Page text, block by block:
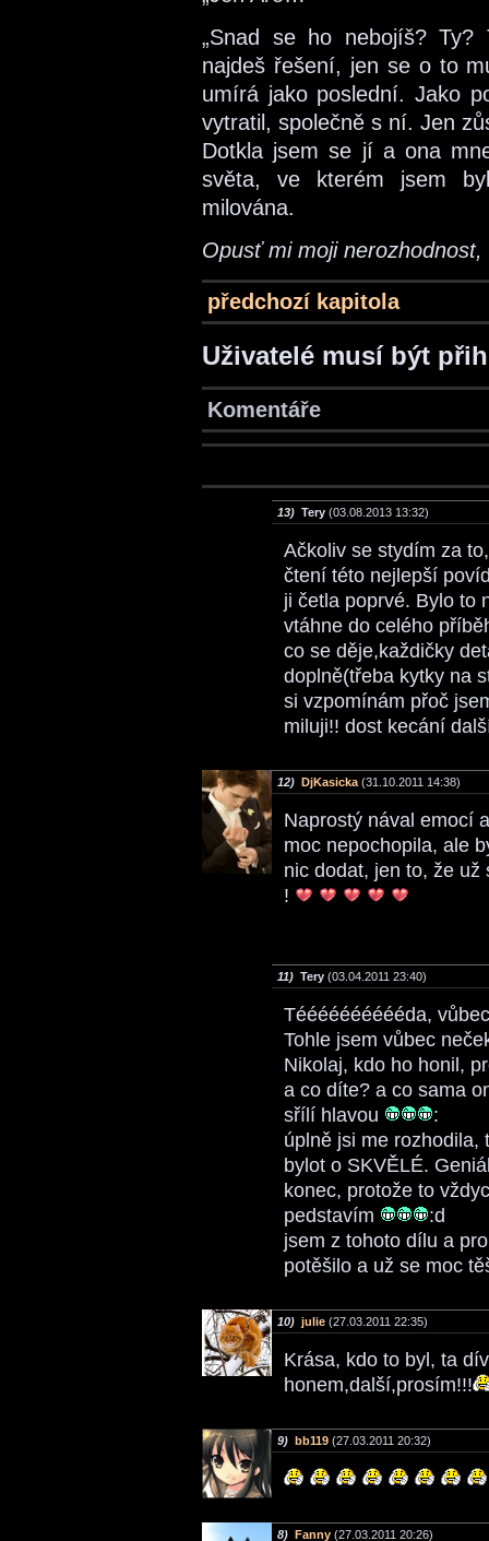
„Snad se ho nebojíš?
najdeš řešení, jen se o to
umírá jako poslední. Jako
vytratil, společně s ní. Jen
Dotkla jsem se jí a ona
světa, ve kterém jsem
milována.
Opusť mi moji
předchozí kapitola
Uživatelé musí být
Komentáře
13) Tery (03.08.2013 13:32)
Ačkoliv se stydím za
čtení této nejlepší
ji četla poprvé. Bylo to
vtáhne do celého
co se děje,každičky
doplně(třeba kytky na
si vzpomínám přoč
miluji!! dost kecání
12) DjKasicka (31.10.2011 14:38)
Naprostý nával emocí
moc nepochopila, ale
nic dodat, jen to, že
!
11) Tery (03.04.2011 23:40)
Tééééééééééda,
Tohle jsem vůbec
Nikolaj, kdo ho honil,
a co díte? a co sama
sřílí hlavou
:
úplně jsi me rozhodila,
bylot o SKVĚLÉ.
konec, protože to
pedstavím
:d
jsem z tohoto dílu a
potěšilo a už se moc
10) julie (27.03.2011 22:35)
Krása, kdo to byl, ta
honem,další,prosím!!!
9) bb119 (27.03.2011 20:32)
8) Fanny (27.03.2011 20:26)